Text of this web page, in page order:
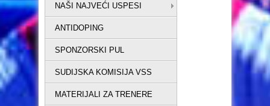
NAŠI NAJVEĆI USPESI
ANTIDOPING
SPONZORSKI PUL
SUDIJSKA KOMISIJA VSS
MATERIJALI ZA TRENERE